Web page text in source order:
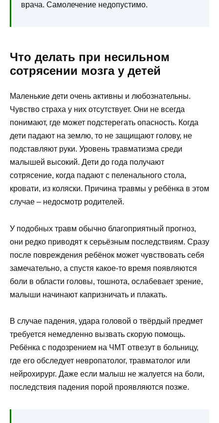
врача. Самолечение недопустимо.
Что делать при несильном
сотрясении мозга у детей
Маленькие дети очень активны и любознательны.
Чувство страха у них отсутствует. Они не всегда
понимают, где может подстерегать опасность. Когда
дети падают на землю, то не защищают голову, не
подставляют руки. Уровень травматизма среди
малышей высокий. Дети до года получают
сотрясение, когда падают с пеленального стола,
кровати, из коляски. Причина травмы у ребёнка в этом
случае – недосмотр родителей.
У подобных травм обычно благоприятный прогноз,
они редко приводят к серьёзным последствиям. Сразу
после повреждения ребёнок может чувствовать себя
замечательно, а спустя какое-то время появляются
боли в области головы, тошнота, ослабевает зрение,
малыши начинают капризничать и плакать.
В случае падения, удара головой о твёрдый предмет
требуется немедленно вызвать скорую помощь.
Ребёнка с подозрением на ЧМТ отвезут в больницу,
где его обследует невропатолог, травматолог или
нейрохирург. Даже если малыш не жалуется на боли,
последствия падения порой проявляются позже.